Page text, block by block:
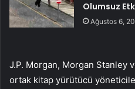
Olumsuz
Ağustos 6,
J.P. Morgan, Morgan Stanley
ortak kitap yürütücü